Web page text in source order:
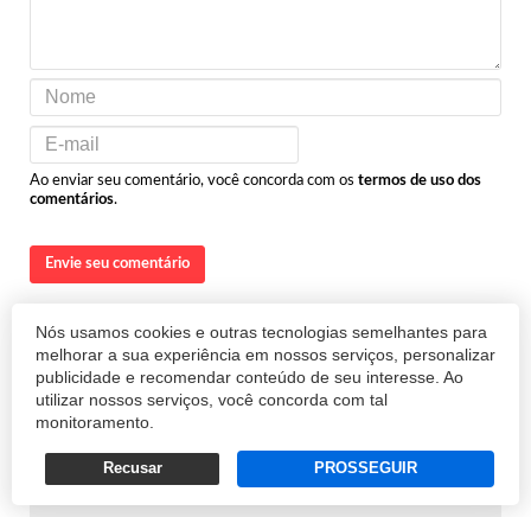
Nós usamos cookies e outras tecnologias semelhantes para
melhorar a sua experiência em nossos serviços, personalizar
publicidade e recomendar conteúdo de seu interesse. Ao
utilizar nossos serviços, você concorda com tal
monitoramento.
Recusar PROSSEGUIR
Ao enviar seu comentário, você concorda com os termos de uso dos
comentários.
Envie seu comentário
Oferecimento